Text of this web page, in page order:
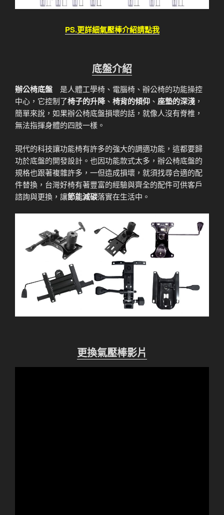
PS.更詳細氣壓棒介紹請點我
底盤介紹
辦公椅底盤 是人體工學椅、電腦椅、辦公椅的功能操控
中心，它控制了椅子的升降、 椅背的傾仰 、 座墊的深淺 ，
簡單來說，如果辦公椅底盤損壞的話，就像人沒有脊椎，
無法指揮身體的四肢一樣。
現代的科技讓功能椅有許多的強大的調適功能，這都要歸
功於底盤的開發設計。也因功能款式太多，辦公椅底盤的
規格也跟著複雜許多，一但造成損壞，就須找尋合適的配
件替換，台灣好椅有著豐富的經驗與齊全的配件可供客戶
諮詢與更換，讓節能減碳落實在生活中。
更換氣壓棒影片